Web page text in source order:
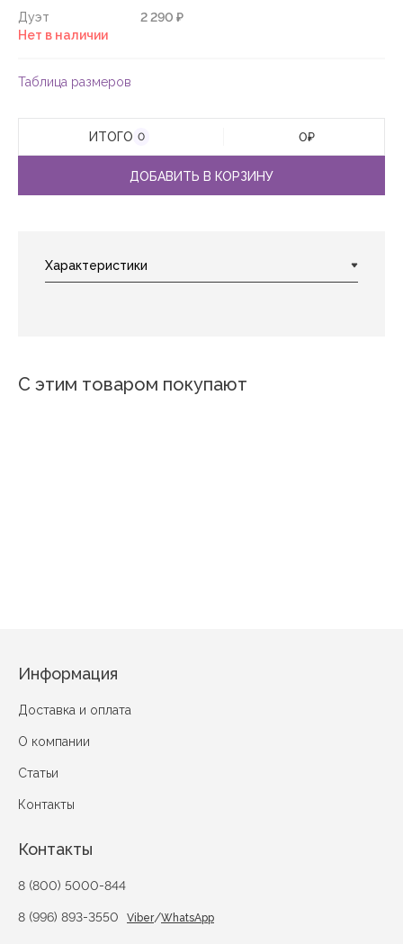
Дуэт
2 290 ₽
Нет в наличии
Таблица размеров
ИТОГО 0 0₽
ДОБАВИТЬ В КОРЗИНУ
С этим товаром покупают
Информация
Доставка и оплата
О компании
Статьи
Контакты
Контакты
8 (800) 5000-844
8 (996) 893-3550 Viber/WhatsApp